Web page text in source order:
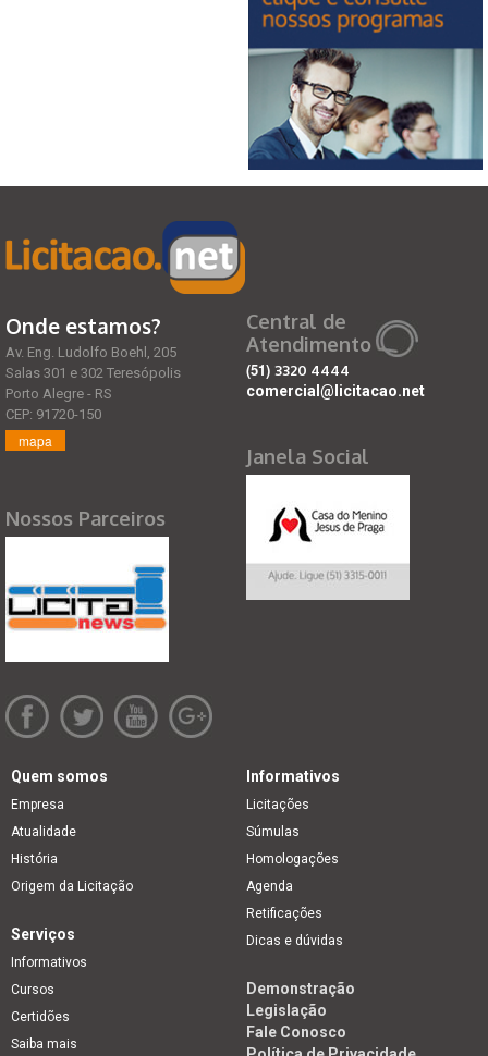
Onde estamos?
Av. Eng. Ludolfo Boehl, 205
Salas 301 e 302 Teresópolis
Porto Alegre - RS
CEP: 91720-150
mapa
Nossos Parceiros
Central de
Atendimento
(51) 3320 4444
comercial@licitacao.net
Janela Social
Quem somos
Empresa
Atualidade
História
Origem da Licitação
Informativos
Licitações
Súmulas
Homologações
Agenda
Retificações
Dicas e dúvidas
Serviços
Informativos
Cursos
Certidões
Saiba mais
Demonstração
Legislação
Fale Conosco